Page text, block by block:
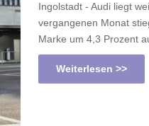
Ingolstadt - Audi liegt
vergangenen Monat
Marke um 4,3 Prozent
Weiterlesen >>